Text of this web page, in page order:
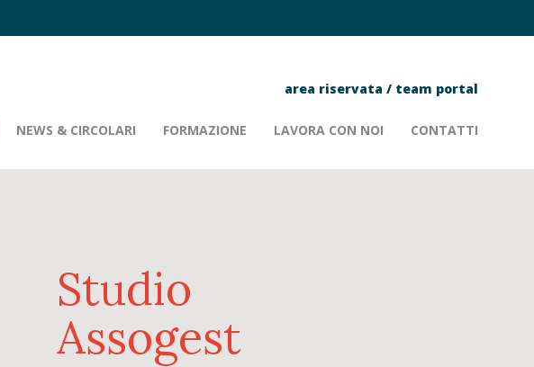
area riservata / team portal
NEWS & CIRCOLARI FORMAZIONE LAVORA CON NOI CONTATTI
Studio
Assogest